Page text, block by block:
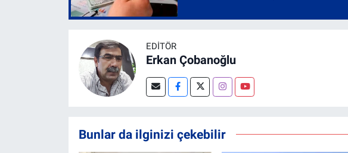
EDITÖR
Erkan Çobanoğlu
Bunlar da ilginizi çekebilir